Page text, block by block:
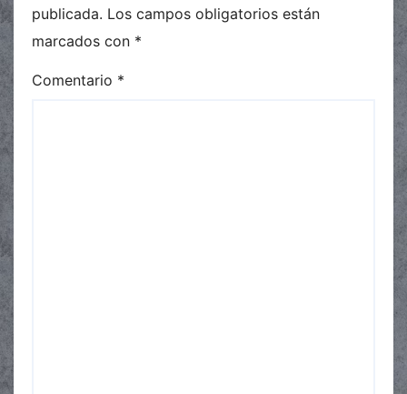
publicada. Los campos obligatorios están
marcados con *
Comentario *